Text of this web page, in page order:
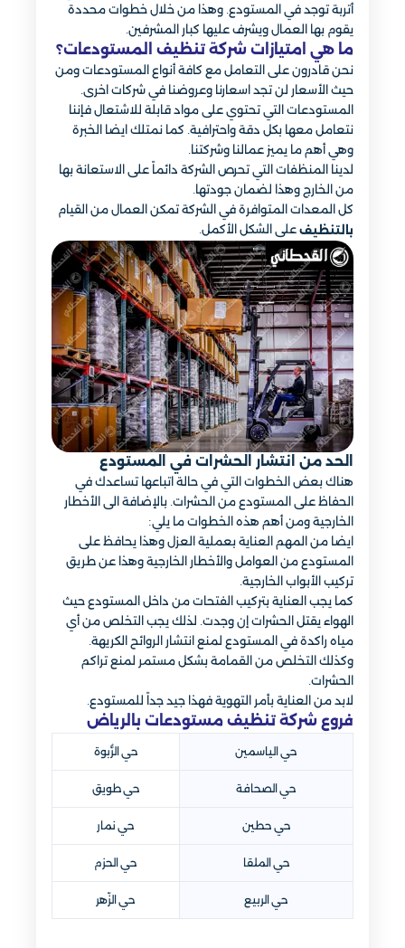
أتربة توجد في المستودع. وهذا من خلال خطوات محددة
يقوم بها العمال ويشرف عليها كبار المشرفين.
ما هي امتيازات شركة تنظيف المستودعات؟
نحن قادرون على التعامل مع كافة أنواع المستودعات ومن
حيث الأسعار لن تجد اسعارنا وعروضنا في شركات اخرى.
المستودعات التي تحتوي على مواد قابلة للاشتعال فإننا
نتعامل معها بكل دقة واحترافية. كما نمتلك ايضا الخبرة
وهي أهم ما يميز عمالنا وشركتنا.
لدينا المنظفات التي تحرص الشركة دائماً على الاستعانة بها
من الخارج وهذا لضمان جودتها.
كل المعدات المتوافرة في الشركة تمكن العمال من القيام
بالتنظيف على الشكل الأكمل.
الحد من انتشار الحشرات في المستودع
هناك بعض الخطوات التي في حالة اتباعها تساعدك في
الحفاظ على المستودع من الحشرات. بالإضافة الى الأخطار
الخارجية ومن أهم هذه الخطوات ما يلي:
ايضا من المهم العناية بعملية العزل وهذا يحافظ على
المستودع من العوامل والأخطار الخارجية وهذا عن طريق
تركيب الأبواب الخارجية.
كما يجب العناية بتركيب الفتحات من داخل المستودع حيث
الهواء يقتل الحشرات إن وجدت. لذلك يجب التخلص من أي
مياه راكدة في المستودع لمنع انتشار الروائح الكريهة.
وكذلك التخلص من القمامة بشكل مستمر لمنع تراكم
الحشرات.
لابد من العناية بأمر التهوية فهذا جيد جداً للمستودع.
فروع شركة تنظيف مستودعات بالرياض
حي الياسمين حي الرُّبوة
حي الصحافة حي طويق
حي حطين حي نمار
حي الملقا حي الحزم
حي الربيع حي الزّهر